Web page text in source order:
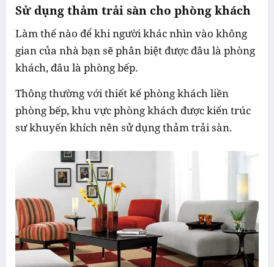
Sử dụng thảm trải sàn cho phòng khách
Làm thế nào để khi người khác nhìn vào không
gian của nhà bạn sẽ phân biệt được đâu là phòng
khách, đâu là phòng bếp.
Thông thường với thiết kế phòng khách liền
phòng bếp, khu vực phòng khách được kiến trúc
sư khuyến khích nên sử dụng thảm trải sàn.